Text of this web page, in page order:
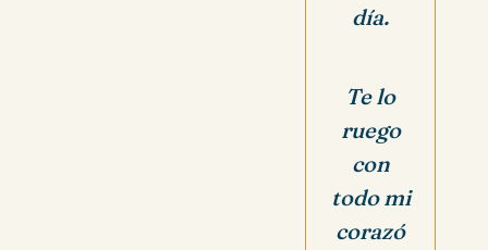
día.
Te lo
ruego
con
todo mi
corazó